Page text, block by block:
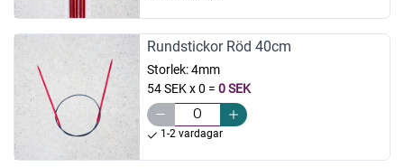
Rundstickor Röd 40cm
Storlek:4mm
54 SEK x 0 = 0 SEK
1-2 vardagar